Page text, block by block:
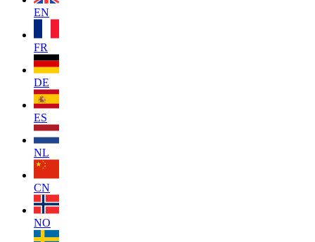
EN
FR
DE
ES
NL
CN
NO